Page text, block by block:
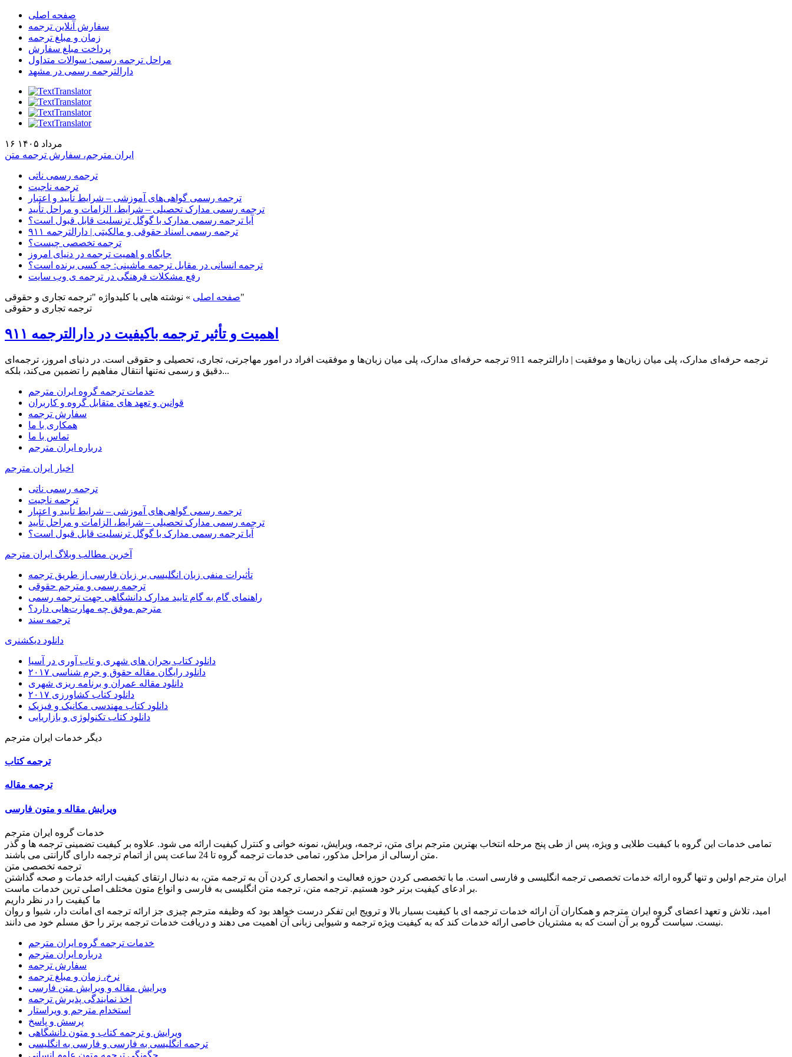
صفحه اصلی
سفارش آنلاین ترجمه
زمان و مبلغ ترجمه
پرداخت مبلغ سفارش
مراحل ترجمه رسمی: سوالات متداول
دارالترجمه رسمی در مشهد
۱۶ مرداد ۱۴۰۵
ایران مترجم، سفارش ترجمه متن
ترجمه رسمی ناتی
ترجمه ناجیت
ترجمه رسمی گواهی‌های آموزشی – شرایط تأیید و اعتبار
ترجمه رسمی مدارک تحصیلی – شرایط، الزامات و مراحل تأیید
آیا ترجمه رسمی مدارک با گوگل ترنسلیت قابل قبول است؟
ترجمه رسمی اسناد حقوقی و مالکیتی | دارالترجمه ۹۱۱
ترجمه تخصصی چیست؟
جایگاه و اهمیت ترجمه در دنیای امروز
ترجمه انسانی در مقابل ترجمه ماشینی: چه کسی برنده است؟
رفع مشکلات فرهنگی در ترجمه ی وب سایت
صفحه اصلی »
نوشته هایی با کلیدواژه "ترجمه تجاری و حقوقی"
ترجمه تجاری و حقوقی
اهمیت و تأثیر ترجمه باکیفیت در دارالترجمه ۹۱۱
ترجمه حرفه‌ای مدارک، پلی میان زبان‌ها و موفقیت | دارالترجمه 911 ترجمه حرفه‌ای مدارک، پلی میان زبان‌ها و موفقیت افراد در امور مهاجرتی، تجاری، تحصیلی و حقوقی است. در دنیای امروز، ترجمه‌ای
دقیق و رسمی نه‌تنها انتقال مفاهیم را تضمین می‌کند، بلکه...
خدمات ترجمه گروه ایران مترجم
قوانین و تعهد های متقابل گروه و کاربران
سفارش ترجمه
همکاری با ما
تماس با ما
درباره ایران مترجم
اخبار ایران مترجم
ترجمه رسمی ناتی
ترجمه ناجیت
ترجمه رسمی گواهی‌های آموزشی – شرایط تأیید و اعتبار
ترجمه رسمی مدارک تحصیلی – شرایط، الزامات و مراحل تأیید
آیا ترجمه رسمی مدارک با گوگل ترنسلیت قابل قبول است؟
آخرین مطالب وبلاگ ایران مترجم
تأثیرات منفی زبان انگلیسی بر زبان فارسی از طریق ترجمه
ترجمه رسمی و مترجم حقوقی
راهنمای گام به گام تایید مدارک دانشگاهی جهت ترجمه رسمی
مترجم موفق چه مهارت‌هایی دارد؟
ترجمه سند
دانلود دیکشنری
دانلود کتاب بحران های شهری و تاب آوری در آسیا
دانلود رایگان مقاله حقوق و جرم شناسی ۲۰۱۷
دانلود مقاله عمران و برنامه ریزی شهری
دانلود کتاب کشاورزی ۲۰۱۷
دانلود کتاب مهندسی مکانیک و فیزیک
دانلود کتاب تکنولوژی و بازاریابی
دیگر خدمات ایران مترجم
ترجمه کتاب
ترجمه مقاله
ویرایش مقاله و متون فارسی
خدمات گروه ایران مترجم
تمامی خدمات این گروه با کیفیت طلایی و ویژه، پس از طی پنج مرحله انتخاب بهترین مترجم برای متن، ترجمه، ویرایش، نمونه خوانی و کنترل کیفیت ارائه می شود. علاوه بر کیفیت تضمینی ترجمه ها و گذر
متن ارسالی از مراحل مذکور، تمامی خدمات ترجمه گروه تا 24 ساعت پس از اتمام ترجمه دارای گارانتی می باشند.
ترجمه تخصصی متن
ایران مترجم اولین و تنها گروه ارائه خدمات تخصصی ترجمه انگلیسی و فارسی است. ما با تخصصی کردن حوزه فعالیت و انحصاری کردن آن به ترجمه متن، به دنبال ارتقای کیفیت ارائه خدمات و صحه گذاشتن
بر ادعای کیفیت برتر خود هستیم. ترجمه متن، ترجمه متن انگلیسی به فارسی و انواع متون مختلف اصلی ترین خدمات ماست.
ما کیفیت را در نظر داریم
امید، تلاش و تعهد اعضای گروه ایران مترجم و همکاران آن ارائه خدمات ترجمه ای با کیفیت بسیار بالا و ترویج این تفکر درست خواهد بود که وظیفه مترجم چیزی جز ارائه ترجمه ای امانت دار، شیوا و روان
نیست. سیاست گروه بر آن است که به مشتریان خاصی ارائه خدمات کند که به کیفیت ویژه ترجمه و شیوایی زبانی آن اهمیت می دهند و دریافت خدمات ترجمه برتر را حق مسلم خود می دانند.
خدمات ترجمه گروه ایران مترجم
درباره ایران مترجم
سفارش ترجمه
نرخ، زمان و مبلغ ترجمه
ویرایش مقاله و ویرایش متن فارسی
اخذ نمایندگی پذیرش ترجمه
استخدام مترجم و ویراستار
پرسش و پاسخ
ویرایش و ترجمه کتاب و متون دانشگاهی
ترجمه انگلیسی به فارسی و فارسی به انگلیسی
چگونگی ترجمه متون علوم انسانی